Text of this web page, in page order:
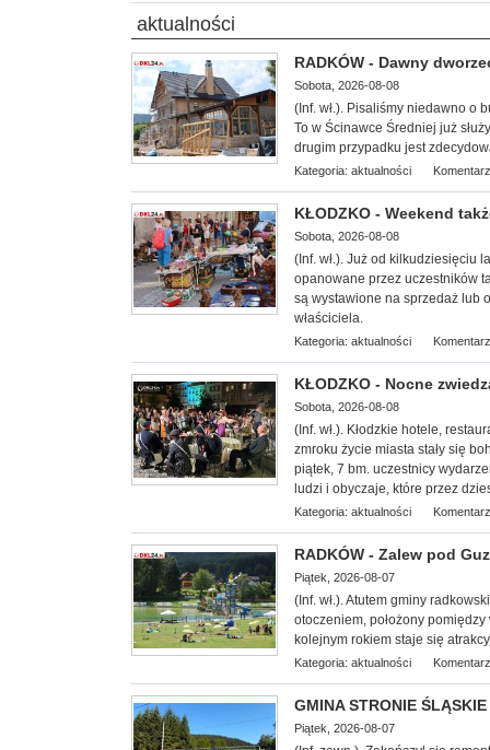
aktualności
RADKÓW - Dawny
Sobota, 2026-08-08
(Inf. wł.). Pisaliśmy niedawno o
To w Ścinawce Średniej już
drugim przypadku jest
Kategoria: aktualności
KŁODZKO - Weekend
Sobota, 2026-08-08
(Inf. wł.). Już od kilkudziesięciu
opanowane przez uczestników
są wystawione na sprzedaż lub
właściciela.
Kategoria: aktualności
KŁODZKO - Nocne
Sobota, 2026-08-08
(Inf. wł.). Kłodzkie hotele,
zmroku życie miasta stały się
piątek, 7 bm. uczestnicy
ludzi i obyczaje, które przez
Kategoria: aktualności
RADKÓW - Zalew pod
Piątek, 2026-08-07
(Inf. wł.). Atutem gminy
otoczeniem, położony
kolejnym rokiem staje się
Kategoria: aktualności
GMINA STRONIE
Piątek, 2026-08-07